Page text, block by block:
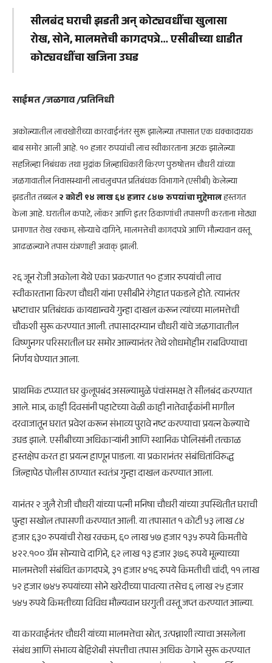
सीलबंद घराची झडती अन् कोट्यवधींचा खुलासा
रोख, सोने, मालमत्तेची कागदपत्रे… एसीबीच्या धाडीत
कोट्यवधींचा खजिना उघड
साईमत /जळगाव /प्रतिनिधी
अकोल्यातील लाचखोरीच्या कारवाईनंतर सुरू झालेल्या तपासात एक धक्कादायक
बाब समोर आली आहे. १० हजार रुपयांची लाच स्वीकारताना अटक झालेल्या
सहजिल्हा निबंधक तथा मुद्रांक जिल्हाधिकारी किरण पुरुषोत्तम चौधरी यांच्या
जळगावातील निवासस्थानी लाचलुचपत प्रतिबंधक विभागाने (एसीबी) केलेल्या
झडतीत तब्बल२ कोटी ९४ लाख ६४ हजार ८४७ रुपयांचा मुद्देमालहस्तगत
केला आहे. घरातील कपाटे, लॉकर आणि इतर ठिकाणांची तपासणी करताना मोठ्या
प्रमाणात रोख रक्कम, सोन्याचे दागिने, मालमत्तेची कागदपत्रे आणि मौल्यवान वस्तू
आढळल्याने तपास यंत्रणाही अवाक् झाली.
२६ जून रोजी अकोला येथे एका प्रकरणात १० हजार रुपयांची लाच
स्वीकारताना किरण चौधरी यांना एसीबीने रंगेहात पकडले होते. त्यानंतर
भ्रष्टाचार प्रतिबंधक कायद्यान्वये गुन्हा दाखल करून त्यांच्या मालमत्तेची
चौकशी सुरू करण्यात आली. तपासादरम्यान चौधरी यांचे जळगावातील
विष्णुनगर परिसरातील घर समोर आल्यानंतर तेथे शोधमोहीम राबविण्याचा
निर्णय घेण्यात आला.
प्राथमिक टप्प्यात घर कुलूपबंद असल्यामुळे पंचांसमक्ष ते सीलबंद करण्यात
आले. मात्र, काही दिवसांनी पहाटेच्या वेळी काही नातेवाईकांनी मागील
दरवाजातून घरात प्रवेश करून संभाव्य पुरावे नष्ट करण्याचा प्रयत्न केल्याचे
उघड झाले. एसीबीच्या अधिकाऱ्यांनी आणि स्थानिक पोलिसांनी तत्काळ
हस्तक्षेप करत हा प्रयत्न हाणून पाडला. या प्रकारानंतर संबंधितांविरुद्ध
जिल्हापेठ पोलीस ठाण्यात स्वतंत्र गुन्हा दाखल करण्यात आला.
यानंतर २ जुलै रोजी चौधरी यांच्या पत्नी मनिषा चौधरी यांच्या उपस्थितीत घराची
पुन्हा सखोल तपासणी करण्यात आली. या तपासात १ कोटी ५३ लाख ८४
हजार ६३० रुपयांची रोख रक्कम, ६० लाख ५७ हजार १३५ रुपये किमतीचे
४२२.१०० ग्रॅम सोन्याचे दागिने, ६२ लाख १३ हजार ३७६ रुपये मूल्याच्या
मालमत्तेशी संबंधित कागदपत्रे, ३१ हजार ४१६ रुपये किमतीची चांदी, ११ लाख
५२ हजार ७४५ रुपयांच्या सोने खरेदीच्या पावत्या तसेच ६ लाख २५ हजार
५४५ रुपये किमतीच्या विविध मौल्यवान घरगुती वस्तू जप्त करण्यात आल्या.
या कारवाईनंतर चौधरी यांच्या मालमत्तेचा स्रोत, उत्पन्नाशी त्याचा असलेला
संबंध आणि संभाव्य बेहिशेबी संपत्तीचा तपास अधिक वेगाने सुरू करण्यात